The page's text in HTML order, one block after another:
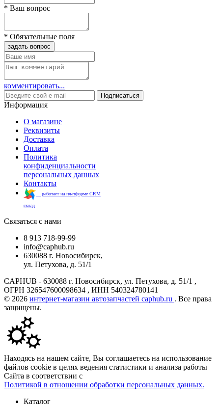
* Ваш вопрос
* Обязательные поля
задать вопрос
комментировать...
Подписаться
Информация
О магазине
Реквизиты
Доставка
Оплата
Политика
конфиденциальности
персональных данных
Контакты
работает на платформе CRM
склад
Связаться с нами
8 913 718-99-99
info@caphub.ru
630088 г. Новосибирск,
ул. Петухова, д. 51/1
CAPHUB - 630088 г. Новосибирск, ул. Петухова, д. 51/1 ,
ОГРН 326547600098634 , ИНН 540324780141
© 2026 интернет-магазин автозапчастей caphub.ru . Все права
защищены.
Находясь на нашем сайте, Вы соглашаетесь на использование
файлов cookie в целях ведения статистики и анализа работы
Сайта в соответствии с
Политикой в отношении обработки персональных данных.
Каталог